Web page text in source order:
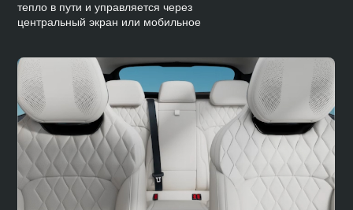
тепло в пути и управляется через
центральный экран или мобильное